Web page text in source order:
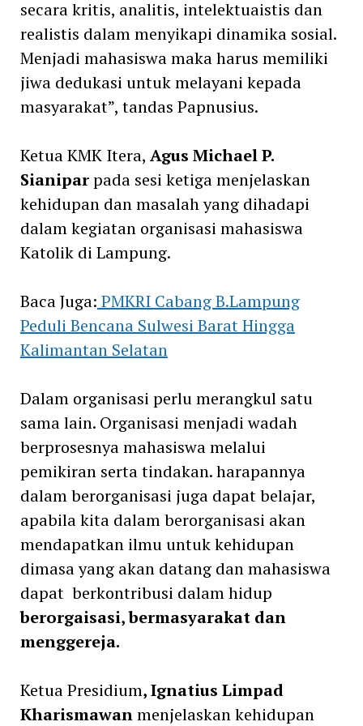
secara kritis, analitis, intelektuaistis dan
realistis dalam menyikapi dinamika sosial.
Menjadi mahasiswa maka harus memiliki
jiwa dedukasi untuk melayani kepada
masyarakat”, tandas Papnusius.
Ketua KMK Itera, Agus Michael P.
Sianiparpada sesi ketiga menjelaskan
kehidupan dan masalah yang dihadapi
dalam kegiatan organisasi mahasiswa
Katolik di Lampung.
Baca Juga: PMKRI Cabang B.Lampung
Peduli Bencana Sulwesi Barat Hingga
Kalimantan Selatan
Dalam organisasi perlu merangkul satu
sama lain. Organisasi menjadi wadah
berprosesnya mahasiswa melalui
pemikiran serta tindakan. harapannya
dalam berorganisasi juga dapat belajar,
apabila kita dalam berorganisasi akan
mendapatkan ilmu untuk kehidupan
dimasa yang akan datang dan mahasiswa
dapat berkontribusi dalam hidup
berorgaisasi, bermasyarakat dan
menggereja.
Ketua Presidium, Ignatius Limpad
Kharismawanmenjelaskan kehidupan